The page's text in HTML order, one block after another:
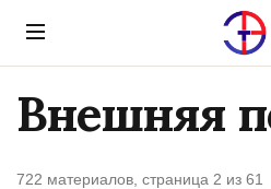
Menu
Внешняя
722 материалов, страница 2 из 61